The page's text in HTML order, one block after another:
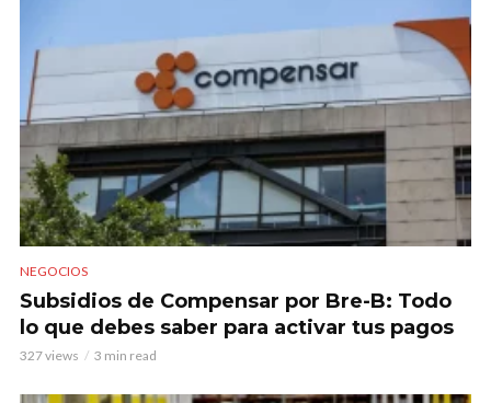
NEGOCIOS
Subsidios de Compensar por Bre-B: Todo
lo que debes saber para activar tus pagos
327 views 3 min read